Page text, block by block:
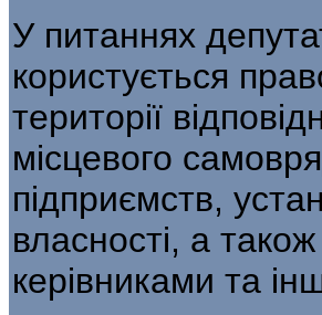
У питаннях
користується
території
місцевого
підприємств,
власності, а
керівниками та